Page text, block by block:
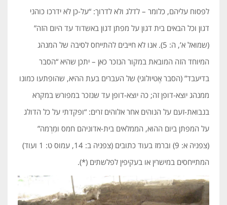
לפסוח עליהם, כלומר – לדלג ולא לדרוך: “על-כן לא ידרכו כוהני
דגון וכל הבאים בית דגון על מפתן דגון באשדוד עד היום הזה”
(שמואל א’, ה: 5). אנו לא חייבים להתייחס לסיבה של המנהג
המיוחד הזה המובאת במקור הנזכר כאן – יתכן שהיא “הסבר
בדיעבד” (הסבר אֶטיולוגי) של העברים בעת ההיא, שהופתעו כמונו
ממנהג יוצא-דופן זה; כה יוצא-דופן עד שנזכר במפורש במקרא
בנבואת-זעם על הנוהים אחר אלוהים זרים: “ופקדתי על כל הדולג
על המפתן ביום ההוא, הממלאים בית-אדוניהם חמס ומִרְמה”
(צפניה א: 9) וברמז בעוד כתובים (צפניה ב: 14, עמוס ט: 1 ועוד)
המתייחסים במישרין או בעקיפין לפלשתים (*).